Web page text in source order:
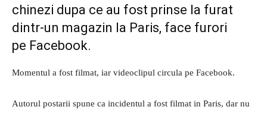
chinezi dupa ce au fost prinse la furat
dintr-un magazin la Paris, face furori
pe Facebook.
Momentul a fost filmat, iar videoclipul circula pe Facebook.
Autorul postarii spune ca incidentul a fost filmat in Paris, dar nu